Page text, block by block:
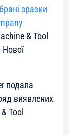
зразки
& Tool
подала
виявлених
Tool